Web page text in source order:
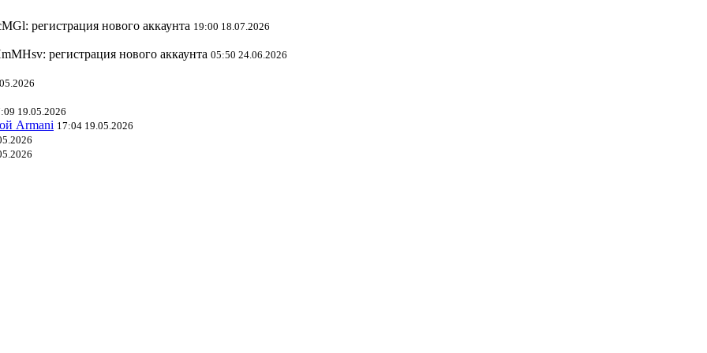
регистрация нового аккаунта 19:00 18.07.2026
регистрация нового аккаунта 05:50 24.06.2026
19.05.2026
Armani 17:04 19.05.2026